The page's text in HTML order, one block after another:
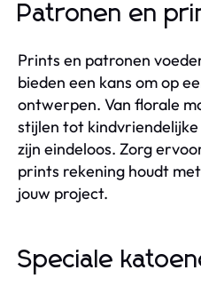
Patronen en
Prints en patronen
bieden een kans om op
ontwerpen. Van florale
stijlen tot
zijn eindeloos. Zorg
prints rekening houdt
jouw project.
Speciale